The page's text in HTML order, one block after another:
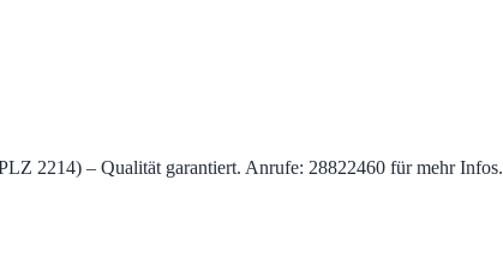
2214) – Qualität garantiert. Anrufe: 28822460 für mehr